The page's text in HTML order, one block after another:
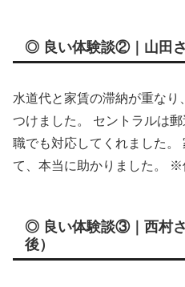
◎ 良い体験談②｜山田さ
水道代と家賃の滞納が重な
つけました。 セントラルは
職でも対応してくれました。
て、本当に助かりました。 ※
◎ 良い体験談③｜西村
後）